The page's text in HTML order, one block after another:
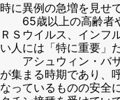
時に異例の急増を見せ
65歳以上の高齢者や
ＲＳウイルス、インフ
い人には「特に重要」
アシュウィン・バサ
が集まる時期であり、
なっているものの安全